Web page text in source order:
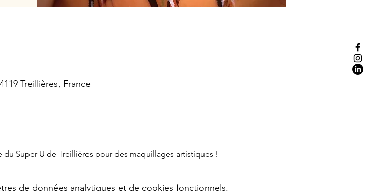
Treillières, France
Super U de Treillières pour des maquillages artistiques !
de données analytiques et de cookies fonctionnels.